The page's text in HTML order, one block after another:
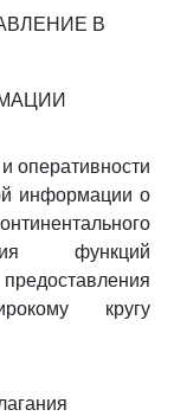
В
оперативности
информации о
функций
кругу